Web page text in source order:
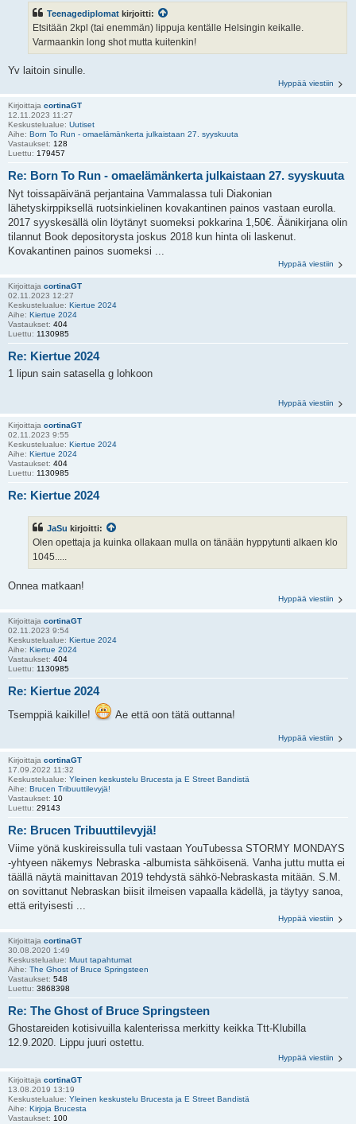
Teenagediplomat kirjoitti:
Etsitään 2kpl (tai enemmän) lippuja kentälle Helsingin keikalle.
Varmaankin long shot mutta kuitenkin!
Yv laitoin sinulle.
Hyppää viestiin
Kirjoittaja cortinaGT
12.11.2023 11:27
Keskustelualue: Uutiset
Aihe: Born To Run - omaelämänkerta julkaistaan 27. syyskuuta
Vastaukset: 128
Luettu: 179457
Re: Born To Run - omaelämänkerta julkaistaan 27. syyskuuta
Nyt toissapäivänä perjantaina Vammalassa tuli Diakonian
lähetyskirppiksellä ruotsinkielinen kovakantinen painos vastaan eurolla.
2017 syyskesällä olin löytänyt suomeksi pokkarina 1,50€. Äänikirjana olin
tilannut Book depositorysta joskus 2018 kun hinta oli laskenut.
Kovakantinen painos suomeksi ...
Hyppää viestiin
Kirjoittaja cortinaGT
02.11.2023 12:27
Keskustelualue: Kiertue 2024
Aihe: Kiertue 2024
Vastaukset: 404
Luettu: 1130985
Re: Kiertue 2024
1 lipun sain satasella g lohkoon
Hyppää viestiin
Kirjoittaja cortinaGT
02.11.2023 9:55
Keskustelualue: Kiertue 2024
Aihe: Kiertue 2024
Vastaukset: 404
Luettu: 1130985
Re: Kiertue 2024
JaSu kirjoitti:
Olen opettaja ja kuinka ollakaan mulla on tänään hyppytunti alkaen klo
1045.....
Onnea matkaan!
Hyppää viestiin
Kirjoittaja cortinaGT
02.11.2023 9:54
Keskustelualue: Kiertue 2024
Aihe: Kiertue 2024
Vastaukset: 404
Luettu: 1130985
Re: Kiertue 2024
Tsemppiä kaikille! Ae että oon tätä outtanna!
Hyppää viestiin
Kirjoittaja cortinaGT
17.09.2022 11:32
Keskustelualue: Yleinen keskustelu Brucesta ja E Street Bandistä
Aihe: Brucen Tribuuttilevyjä!
Vastaukset: 10
Luettu: 29143
Re: Brucen Tribuuttilevyjä!
Viime yönä kuskireissulla tuli vastaan YouTubessa STORMY MONDAYS
-yhtyeen näkemys Nebraska -albumista sähköisenä. Vanha juttu mutta ei
täällä näytä mainittavan 2019 tehdystä sähkö-Nebraskasta mitään. S.M.
on sovittanut Nebraskan biisit ilmeisen vapaalla kädellä, ja täytyy sanoa,
että erityisesti ...
Hyppää viestiin
Kirjoittaja cortinaGT
30.08.2020 1:49
Keskustelualue: Muut tapahtumat
Aihe: The Ghost of Bruce Springsteen
Vastaukset: 548
Luettu: 3868398
Re: The Ghost of Bruce Springsteen
Ghostareiden kotisivuilla kalenterissa merkitty keikka Ttt-Klubilla
12.9.2020. Lippu juuri ostettu.
Hyppää viestiin
Kirjoittaja cortinaGT
13.08.2019 13:19
Keskustelualue: Yleinen keskustelu Brucesta ja E Street Bandistä
Aihe: Kirjoja Brucesta
Vastaukset: 100